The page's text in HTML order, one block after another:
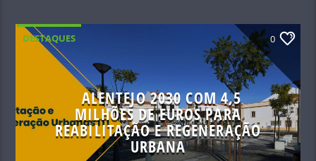
DESTAQUES 0
ALENTEJO 2030 COM 4,5
MILHÕES DE EUROS PARA
REABILITAÇÃO E REGENERAÇÃO
URBANA